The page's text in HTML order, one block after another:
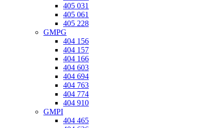
405 031
405 061
405 228
GMPG
404 156
404 157
404 166
404 603
404 694
404 763
404 774
404 910
GMPI
404 465